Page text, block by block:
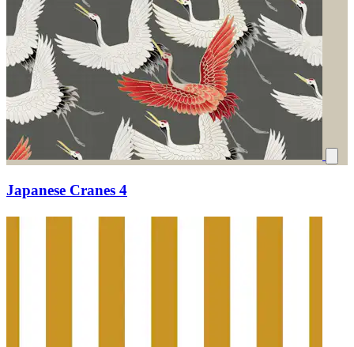
Japanese Cranes 4